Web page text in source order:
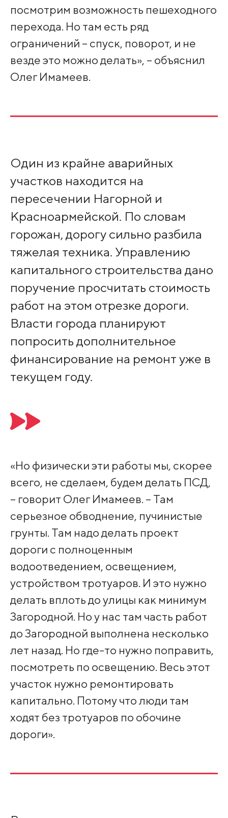
посмотрим возможность пешеходного
перехода. Но там есть ряд
ограничений – спуск, поворот, и не
везде это можно делать», – объяснил
Олег Имамеев.
Один из крайне аварийных
участков находится на
пересечении Нагорной и
Красноармейской. По словам
горожан, дорогу сильно разбила
тяжелая техника. Управлению
капитального строительства дано
поручение просчитать стоимость
работ на этом отрезке дороги.
Власти города планируют
попросить дополнительное
финансирование на ремонт уже в
текущем году.
«Но физически эти работы мы, скорее
всего, не сделаем, будем делать ПСД,
– говорит Олег Имамеев. – Там
серьезное обводнение, пучинистые
грунты. Там надо делать проект
дороги с полноценным
водоотведением, освещением,
устройством тротуаров. И это нужно
делать вплоть до улицы как минимум
Загородной. Но у нас там часть работ
до Загородной выполнена несколько
лет назад. Но где-то нужно поправить,
посмотреть по освещению. Весь этот
участок нужно ремонтировать
капитально. Потому что люди там
ходят без тротуаров по обочине
дороги».